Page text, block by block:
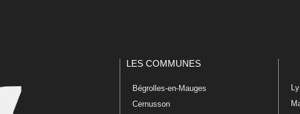
LES COMMUNES
Bégrolles-en-Mauges
Cernusson